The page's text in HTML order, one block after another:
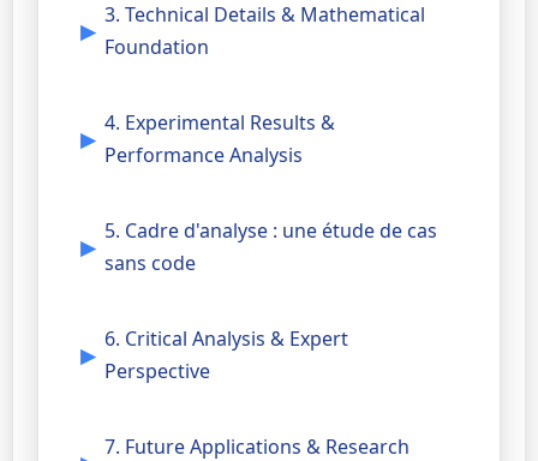
3. Technical Details & Mathematical
Foundation
4. Experimental Results &
Performance Analysis
5. Cadre d'analyse : une étude de cas
sans code
6. Critical Analysis & Expert
Perspective
7. Future Applications & Research